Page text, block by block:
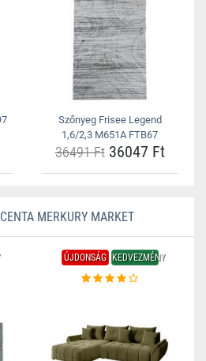
Szőnyeg Frisee Legend
1,6/2,3 M651A FTB67
36491 Ft36047 Ft
MERKURY MARKET
ÚJDONSÁG KEDVEZMÉNY